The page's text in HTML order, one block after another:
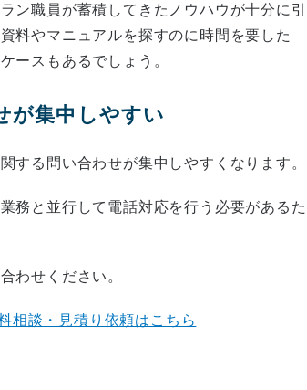
ン職員が蓄積してきたノウハウが十分に引
料やマニュアルを探すのに時間を要した
ースもあるでしょう。
が集中しやすい
する問い合わせが集中しやすくなります。
務と並行して電話対応を行う必要があるた
わせください。
相談・見積り依頼はこちら